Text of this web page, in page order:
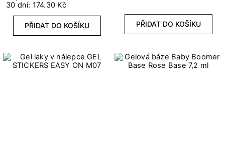
30 dní: 174.30 Kč
PŘIDAT DO KOŠÍKU PŘIDAT DO KOŠÍKU